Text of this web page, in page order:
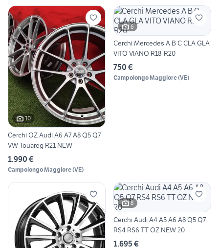
10
Cerchi OZ Audi A6 A7 A8 Q5 Q7
VW Touareg R21 NEW
1.990 €
Campolongo Maggiore(VE)
6
Cerchi Mercedes A B C CLA GLA
VITO VIANO R18-R20
750 €
Campolongo Maggiore(VE)
8
Cerchi Audi A4 A5 A6 A8 Q5 Q7
RS4 RS6 TT OZ NEW 20
1.695 €